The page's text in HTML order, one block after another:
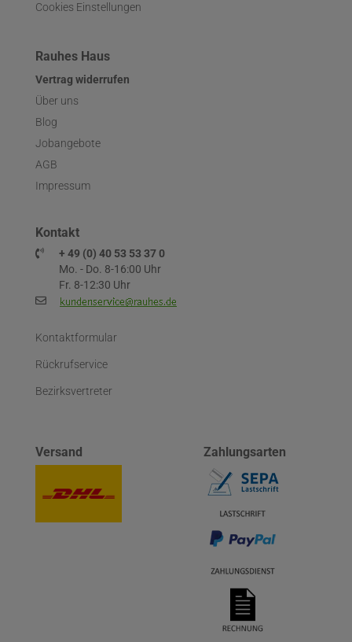
Cookies Einstellungen
Rauhes Haus
Vertrag widerrufen
Über uns
Blog
Jobangebote
AGB
Impressum
Kontakt
+ 49 (0) 40 53 53 37 0
Mo. - Do. 8-16:00 Uhr
Fr. 8-12:30 Uhr
Kontaktformular
Rückrufservice
Bezirksvertreter
Versand Zahlungsarten